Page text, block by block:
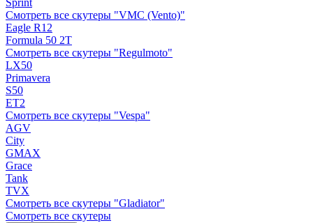
Sprint
Смотреть все скутеры "VMC (Vento)"
Eagle R12
Formula 50 2Т
Смотреть все скутеры "Regulmoto"
LX50
Primavera
S50
ET2
Смотреть все скутеры "Vespa"
AGV
City
GMAX
Grace
Tank
TVX
Смотреть все скутеры "Gladiator"
Смотреть все скутеры